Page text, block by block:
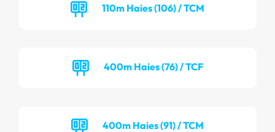
110m Haies (106) / TCM
400m Haies (76) / TCF
400m Haies (91) / TCM